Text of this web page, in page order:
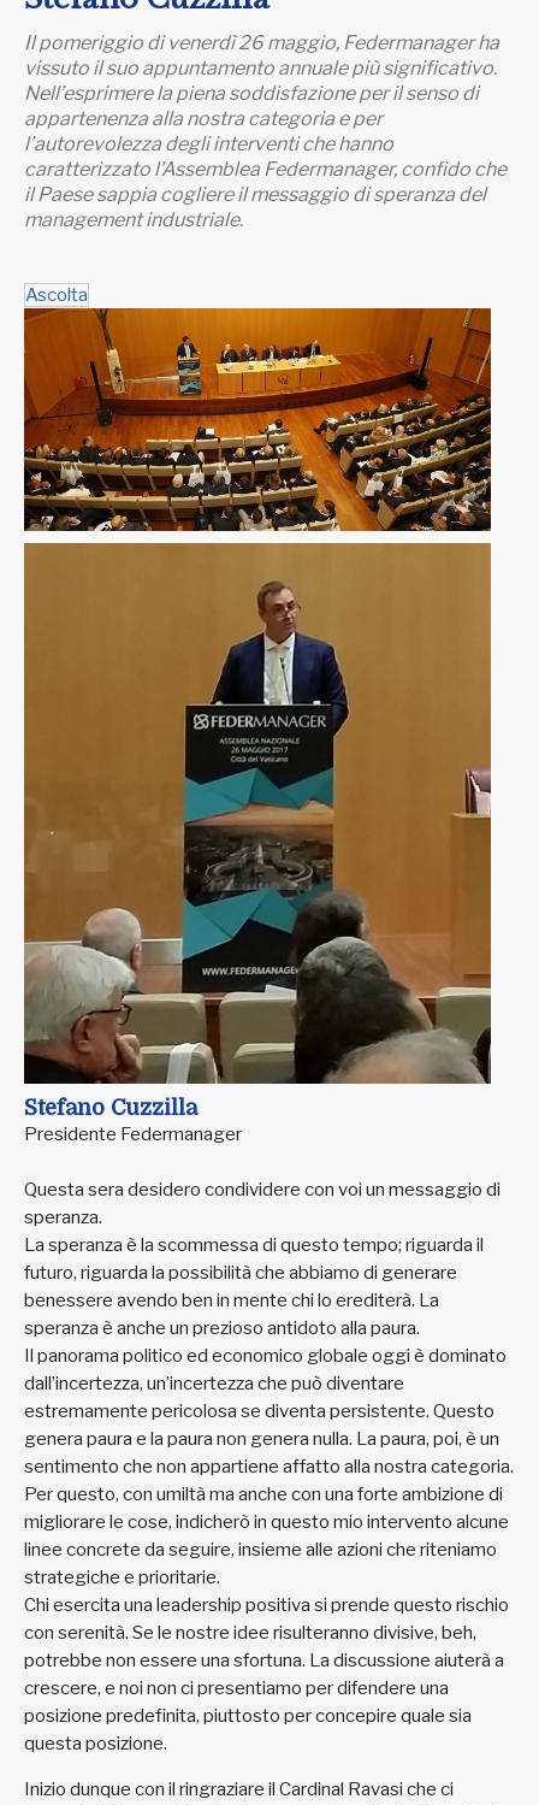
Il pomeriggio di venerdì 26 maggio, Federmanager ha
vissuto il suo appuntamento annuale più significativo.
Nell’esprimere la piena soddisfazione per il senso di
appartenenza alla nostra categoria e per
l’autorevolezza degli interventi che hanno
caratterizzato l’Assemblea Federmanager, confido che
il Paese sappia cogliere il messaggio di speranza del
management industriale.
Ascolta
Stefano Cuzzilla
Presidente Federmanager
Questa sera desidero condividere con voi un messaggio di
speranza.
La speranza è la scommessa di questo tempo; riguarda il
futuro, riguarda la possibilità che abbiamo di generare
benessere avendo ben in mente chi lo erediterà. La
speranza è anche un prezioso antidoto alla paura.
Il panorama politico ed economico globale oggi è dominato
dall’incertezza, un’incertezza che può diventare
estremamente pericolosa se diventa persistente. Questo
genera paura e la paura non genera nulla. La paura, poi, è un
sentimento che non appartiene affatto alla nostra categoria.
Per questo, con umiltà ma anche con una forte ambizione di
migliorare le cose, indicherò in questo mio intervento alcune
linee concrete da seguire, insieme alle azioni che riteniamo
strategiche e prioritarie.
Chi esercita una leadership positiva si prende questo rischio
con serenità. Se le nostre idee risulteranno divisive, beh,
potrebbe non essere una sfortuna. La discussione aiuterà a
crescere, e noi non ci presentiamo per difendere una
posizione predefinita, piuttosto per concepire quale sia
questa posizione.
Inizio dunque con il ringraziare il Cardinal Ravasi che ci